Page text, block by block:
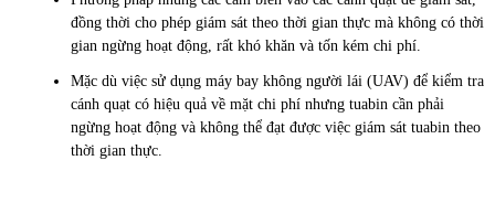
đồng thời cho phép giám sát theo thời gian thực mà không có thời
gian ngừng hoạt động, rất khó khăn và tốn kém chi phí.
Mặc dù việc sử dụng máy bay không người lái (UAV) để kiểm tra
cánh quạt có hiệu quả về mặt chi phí nhưng tuabin cần phải
ngừng hoạt động và không thể đạt được việc giám sát tuabin theo
thời gian thực.